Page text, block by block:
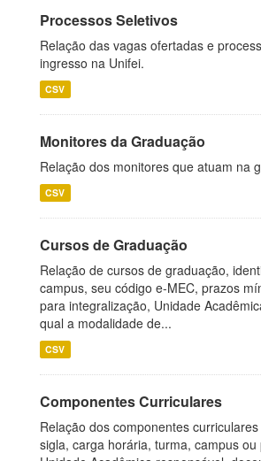
Processos Seletivos
Relação das vagas ofertadas e
ingresso na Unifei.
CSV
Monitores da Graduação
Relação dos monitores que atuam na
CSV
Cursos de Graduação
Relação de cursos de graduação,
campus, seu código e-MEC, prazos
para integralização, Unidade
qual a modalidade de...
CSV
Componentes Curriculares
Relação dos componentes
sigla, carga horária, turma, campus ou